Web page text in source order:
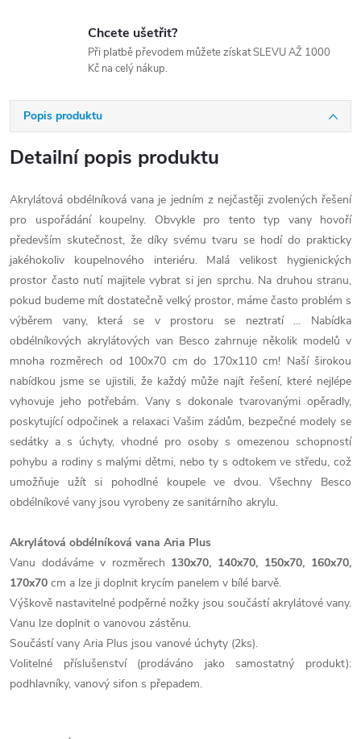
Chcete ušetřit?
Při platbě převodem můžete získat SLEVU AŽ 1000
Kč na celý nákup.
Popis produktu
Detailní popis produktu
Akrylátová obdélníková vana je jedním z nejčastěji zvolených řešení
pro uspořádání koupelny. Obvykle pro tento typ vany hovoří
především skutečnost, že díky svému tvaru se hodí do prakticky
jakéhokoliv koupelnového interiéru. Malá velikost hygienických
prostor často nutí majitele vybrat si jen sprchu. Na druhou stranu,
pokud budeme mít dostatečně velký prostor, máme často problém s
výběrem vany, která se v prostoru se neztratí ... Nabídka
obdélníkových akrylátových van Besco zahrnuje několik modelů v
mnoha rozměrech od 100x70 cm do 170x110 cm! Naší širokou
nabídkou jsme se ujistili, že každý může najít řešení, které nejlépe
vyhovuje jeho potřebám. Vany s dokonale tvarovanými opěradly,
poskytující odpočinek a relaxaci Vašim zádům, bezpečné modely se
sedátky a s úchyty, vhodné pro osoby s omezenou schopností
pohybu a rodiny s malými dětmi, nebo ty s odtokem ve středu, což
umožňuje užít si pohodlné koupele ve dvou. Všechny Besco
obdélníkové vany jsou vyrobeny ze sanitárního akrylu.
Akrylátová obdélníková vana Aria Plus
Vanu dodáváme v rozměrech 130x70, 140x70, 150x70, 160x70,
170x70 cm a lze ji doplnit krycím panelem v bílé barvě.
Výškově nastavitelné podpěrné nožky jsou součástí akrylátové vany.
Vanu lze doplnit o vanovou zástěnu.
Součástí vany Aria Plus jsou vanové úchyty (2ks).
Volitelné příslušenství (prodáváno jako samostatný produkt):
podhlavníky, vanový sifon s přepadem.